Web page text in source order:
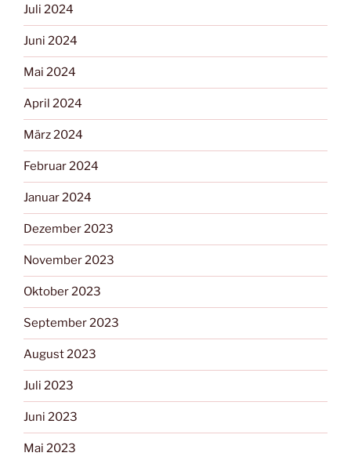
Juli 2024
Juni 2024
Mai 2024
April 2024
März 2024
Februar 2024
Januar 2024
Dezember 2023
November 2023
Oktober 2023
September 2023
August 2023
Juli 2023
Juni 2023
Mai 2023